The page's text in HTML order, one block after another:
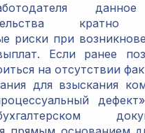
данное
кратно
риски при
Если ранее
на отсутствии
для взыскания